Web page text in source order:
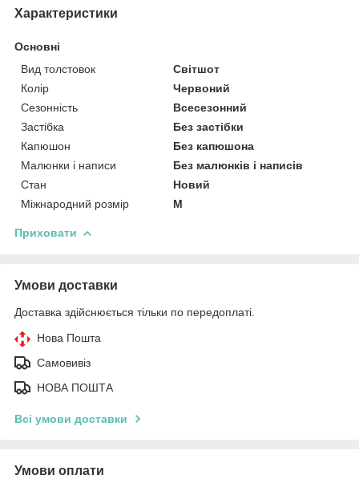
Характеристики
Основні
Вид толстовок
Світшот
Колір
Червоний
Сезонність
Всесезонний
Застібка
Без застібки
Капюшон
Без капюшона
Малюнки і написи
Без малюнків і написів
Стан
Новий
Міжнародний розмір
M
Приховати
Умови доставки
Доставка здійснюється тільки по передоплаті.
Нова Пошта
Самовивіз
НОВА ПОШТА
Всі умови доставки
Умови оплати